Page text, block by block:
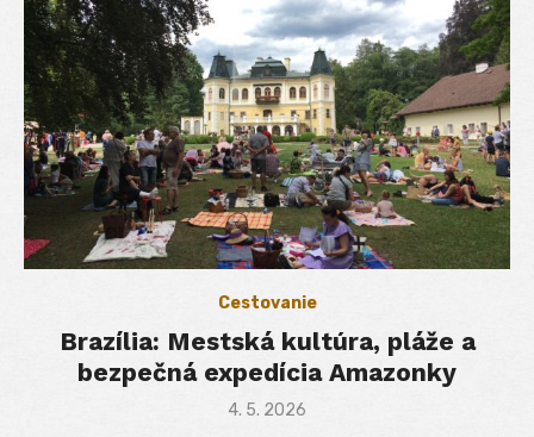
Cestovanie
Brazília: Mestská kultúra, pláže a
bezpečná expedícia Amazonky
Posted
4. 5. 2026